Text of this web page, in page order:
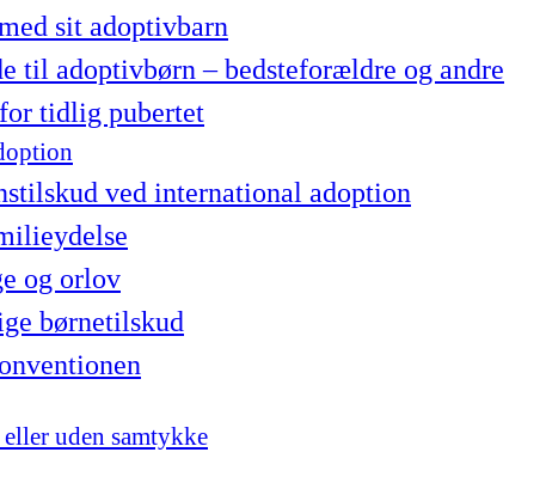
sit adoptivbarn
til adoptivbørn – bedsteforældre og andre
tidlig pubertet
ved international adoption
og orlov
børnetilskud
uden samtykke